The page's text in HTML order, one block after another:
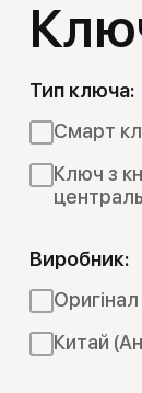
Тип ключа:
Смарт
Ключ з
Виробник:
Оригінал
Китай